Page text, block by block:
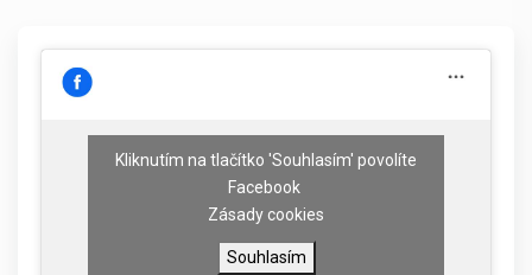
Kliknutím na tlačítko 'Souhlasím' povolíte
Facebook
Zásady cookies
Souhlasím